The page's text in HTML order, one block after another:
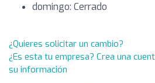
domingo: Cerrado
¿Quieres solicitar un cambio?
¿Es esta tu empresa? Crea una
su información